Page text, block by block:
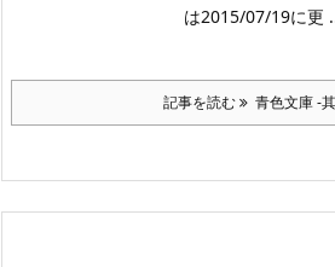
は2015/07/19に更
記事を読む 青色文庫 -